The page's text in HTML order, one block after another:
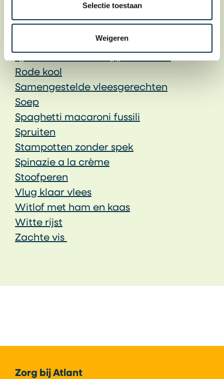
Selectie toestaan
Weigeren
Pasteitje
Quinoa zoete aardappel masala
Rode kool
Samengestelde vleesgerechten
Soep
Spaghetti macaroni fussili
Spruiten
Stampotten zonder spek
Spinazie a la crème
Stoofperen
Vlug klaar vlees
Witlof met ham en kaas
Witte rijst
Zachte vis
Zorg bij Atlant